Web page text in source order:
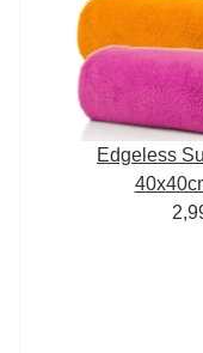
Edgeless